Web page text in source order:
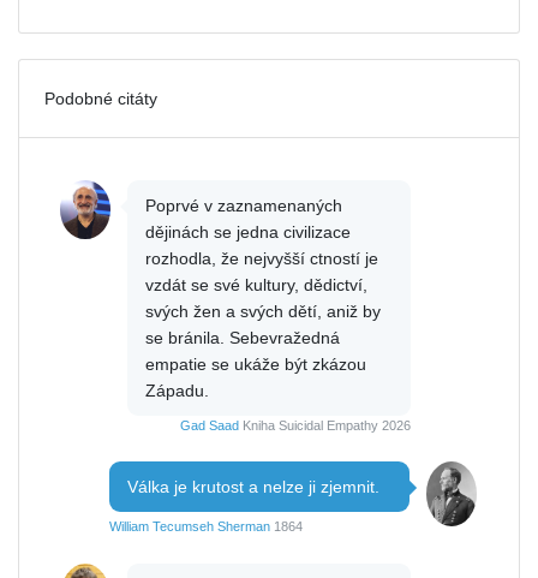
Podobné citáty
Poprvé v zaznamenaných
dějinách se jedna civilizace
rozhodla, že nejvyšší ctností je
vzdát se své kultury, dědictví,
svých žen a svých dětí, aniž by
se bránila. Sebevražedná
empatie se ukáže být zkázou
Západu.
Gad Saad Kniha Suicidal Empathy 2026
Válka je krutost a nelze ji zjemnit.
William Tecumseh Sherman 1864